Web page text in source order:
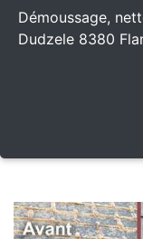
Démoussage,
Dudzele 8380